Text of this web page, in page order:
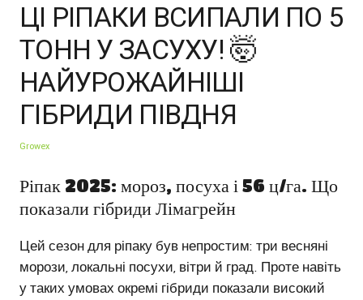
ЦІ РІПАКИ ВСИПАЛИ ПО 5
ТОНН У ЗАСУХУ! 🤯
НАЙУРОЖАЙНІШІ
ГІБРИДИ ПІВДНЯ
Growex
Ріпак 2025: мороз, посуха і 56 ц/га. Що
показали гібриди Лімагрейн
Цей сезон для ріпаку був непростим: три весняні
морози, локальні посухи, вітри й град. Проте навіть
у таких умовах окремі гібриди показали високий